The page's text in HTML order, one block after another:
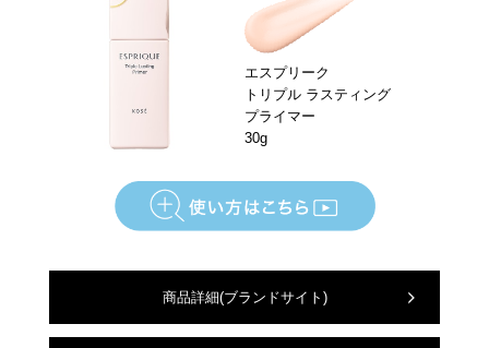
エスプリーク
トリプル ラスティング
プライマー
30g
商品詳細(ブランドサイト)